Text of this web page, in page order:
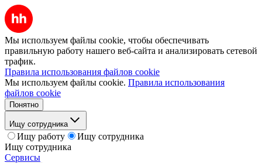
Мы используем файлы cookie, чтобы обеспечивать
правильную работу нашего веб-сайта и анализировать сетевой
трафик.
Правила использования файлов cookie
Мы используем файлы cookie. Правила использования
файлов cookie
Понятно
Ищу сотрудника
Ищу работу
Ищу сотрудника
Ищу сотрудника
Сервисы